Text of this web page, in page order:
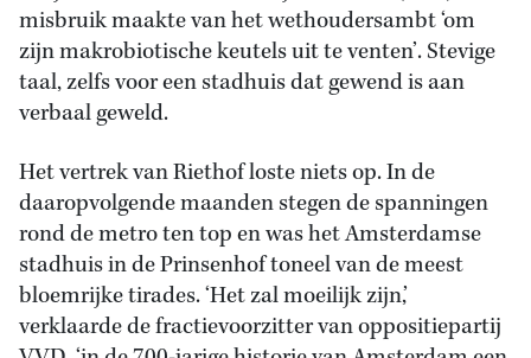
misbruik maakte van het wethoudersambt ‘om
zijn makrobiotische keutels uit te venten’. Stevige
taal, zelfs voor een stadhuis dat gewend is aan
verbaal geweld.
Het vertrek van Riethof loste niets op. In de
daaropvolgende maanden stegen de spanningen
rond de metro ten top en was het Amsterdamse
stadhuis in de Prinsenhof toneel van de meest
bloemrijke tirades. ‘Het zal moeilijk zijn,’
verklaarde de fractievoorzitter van oppositiepartij